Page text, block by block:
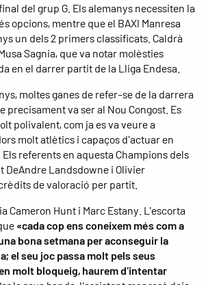
del grup G. Els alemanys necessiten la
opcions, mentre que el BAXI Manresa
un dels 2 primers classificats. Caldrà
Sagnia, que va notar molèsties
en el darrer partit de la Lliga Endesa.
moltes ganes de refer-se de la darrera
precisament va ser al Nou Congost. Es
polivalent, com ja es va veure a
molt atlètics i capaços d'actuar en
referents en aquesta Champions dels
DeAndre Landsdowne i Olivier
de valoració per partit.
Cameron Hunt i Marc Estany. L'escorta
«cada cop ens coneixem més com a
bona setmana per aconseguir la
el seu joc passa molt pels seus
molt bloqueig, haurem d'intentar